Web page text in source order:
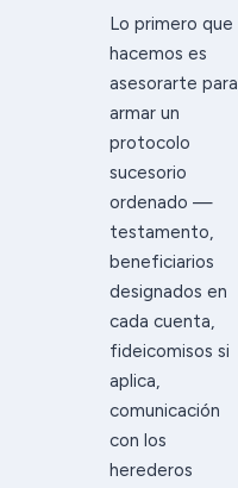
Lo primero que
hacemos es
asesorarte para
armar un
protocolo
sucesorio
ordenado —
testamento,
beneficiarios
designados en
cada cuenta,
fideicomisos si
aplica,
comunicación
con los
herederos